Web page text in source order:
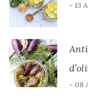
- 13
- 08